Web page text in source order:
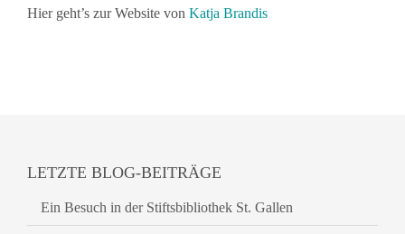
Hier geht’s zur Website von Katja Brandis
LETZTE BLOG-BEITRÄGE
Ein Besuch in der Stiftsbibliothek St. Gallen